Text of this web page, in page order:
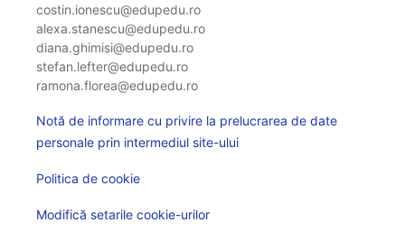
costin.ionescu@edupedu.ro
alexa.stanescu@edupedu.ro
diana.ghimisi@edupedu.ro
stefan.lefter@edupedu.ro
ramona.florea@edupedu.ro
Notă de informare cu privire la prelucrarea de date
personale prin intermediul site-ului
Politica de cookie
Modifică setarile cookie-urilor